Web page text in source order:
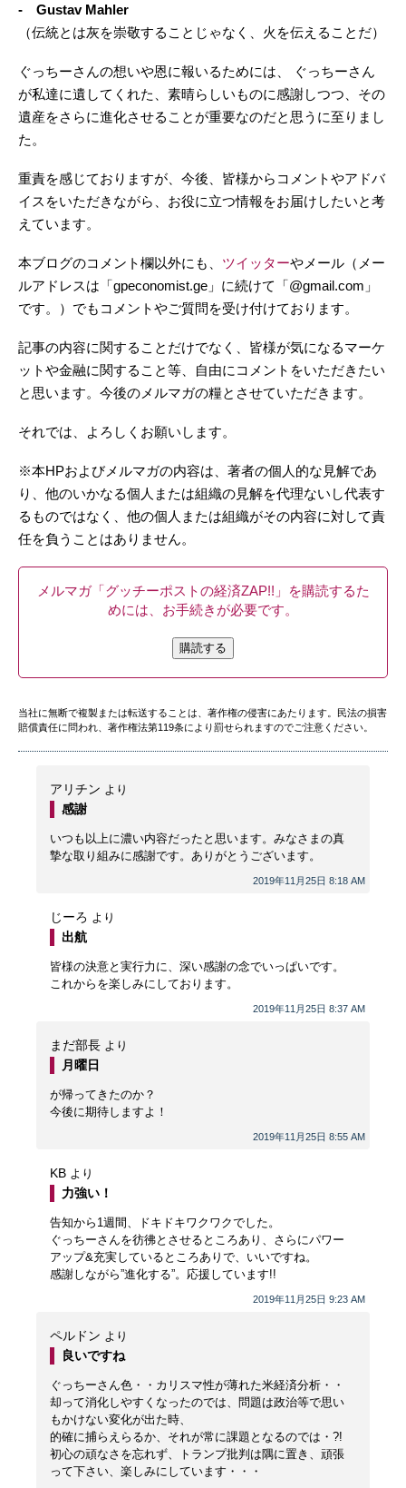
- Gustav Mahler
（伝統とは灰を崇敬することじゃなく、火を伝えることだ）
ぐっちーさんの想いや恩に報いるためには、 ぐっちーさん
が私達に遺してくれた、素晴らしいものに感謝しつつ、その
遺産をさらに進化させることが重要なのだと思うに至りまし
た。
重責を感じておりますが、今後、皆様からコメントやアドバ
イスをいただきながら、お役に立つ情報をお届けしたいと考
えています。
本ブログのコメント欄以外にも、 ツイッターやメール（メー
ルアドレスは「gpeconomist.ge」に続けて「@gmail.com」
です。）でもコメントやご質問を受け付けております。
記事の内容に関することだけでなく、皆様が気になるマーケ
ットや金融に関すること等、自由にコメントをいただきたい
と思います。今後のメルマガの糧とさせていただきます。
それでは、よろしくお願いします。
※本HPおよびメルマガの内容は、著者の個人的な見解であ
り、他のいかなる個人または組織の見解を代理ないし代表す
るものではなく、他の個人または組織がその内容に対して責
任を負うことはありません。
メルマガ「グッチーポストの経済ZAP!!」を購読するた
めには、お手続きが必要です。
購読する
当社に無断で複製または転送することは、著作権の侵害にあたります。民法の損害
賠償責任に問われ、著作権法第119条により罰せられますのでご注意ください。
アリチン より
2019年11月25日 8:18 AM
感謝
いつも以上に濃い内容だったと思います。みなさまの真
摯な取り組みに感謝です。ありがとうございます。
じーろ より
2019年11月25日 8:37 AM
出航
皆様の決意と実行力に、深い感謝の念でいっぱいです。
これからを楽しみにしております。
まだ部長 より
2019年11月25日 8:55 AM
月曜日
が帰ってきたのか？
今後に期待しますよ！
KB より
2019年11月25日 9:23 AM
力強い！
告知から1週間、ドキドキワクワクでした。
ぐっちーさんを彷彿とさせるところあり、さらにパワー
アップ&充実しているところありで、いいですね。
感謝しながら”進化する”。応援しています!!
ペルドン より
良いですね
ぐっちーさん色・・カリスマ性が薄れた米経済分析・・
却って消化しやすくなったのでは、問題は政治等で思い
もかけない変化が出た時、
的確に捕らえらるか、それが常に課題となるのでは・?!
初心の頑なさを忘れず、トランプ批判は隅に置き、頑張
って下さい、楽しみにしています・・・